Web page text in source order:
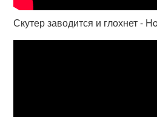
Скутер заводится и глохнет -